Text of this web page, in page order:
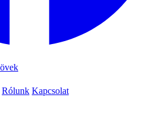
Rólunk Kapcsolat